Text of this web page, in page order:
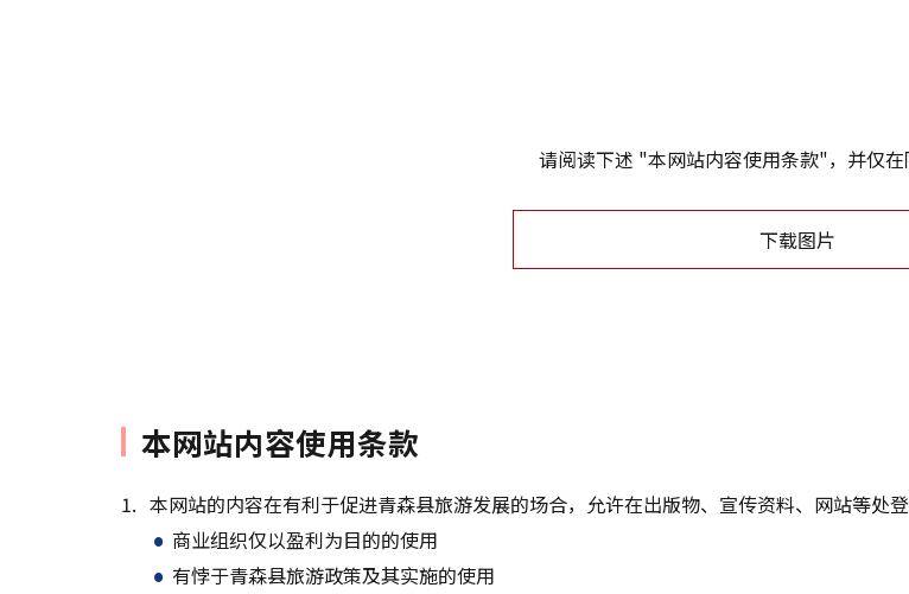
请阅读下述 "本网站内容使用条款"，并仅在
下载图片
本网站内容使用条款
本网站的内容在有利于促进青森县旅游发展的场合，允许在出版物、宣传资料、网站等处
商业组织仅以盈利为目的的使用
有悖于青森县旅游政策及其实施的使用